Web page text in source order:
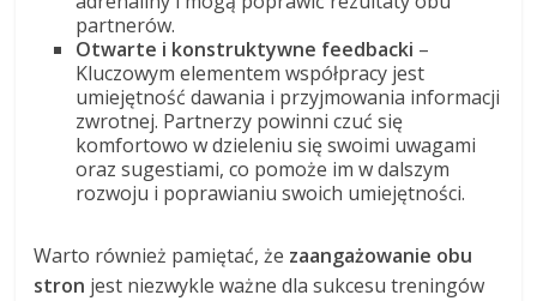
partnerów.
Otwarte i konstruktywne feedbacki –
Kluczowym elementem współpracy jest
umiejętność dawania i przyjmowania informacji
zwrotnej. Partnerzy powinni czuć się
komfortowo w dzieleniu się swoimi uwagami
oraz sugestiami, co pomoże im w dalszym
rozwoju i poprawianiu swoich umiejętności.
Warto również pamiętać, że zaangażowanie obu
stron jest niezwykle ważne dla sukcesu treningów